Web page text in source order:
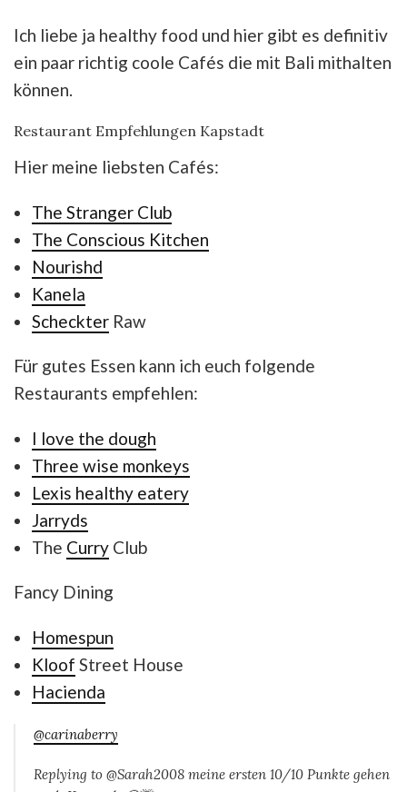
Ich liebe ja healthy food und hier gibt es definitiv
ein paar richtig coole Cafés die mit Bali mithalten
können.
Restaurant Empfehlungen Kapstadt
Hier meine liebsten Cafés:
The Stranger Club
The Conscious Kitchen
Nourishd
Kanela
Scheckter Raw
Für gutes Essen kann ich euch folgende
Restaurants empfehlen:
I love the dough
Three wise monkeys
Lexis healthy eatery
Jarryds
The Curry Club
Fancy Dining
Homespun
Kloof Street House
Hacienda
@carinaberry
Replying to @Sarah2008 meine ersten 10/10 Punkte gehen